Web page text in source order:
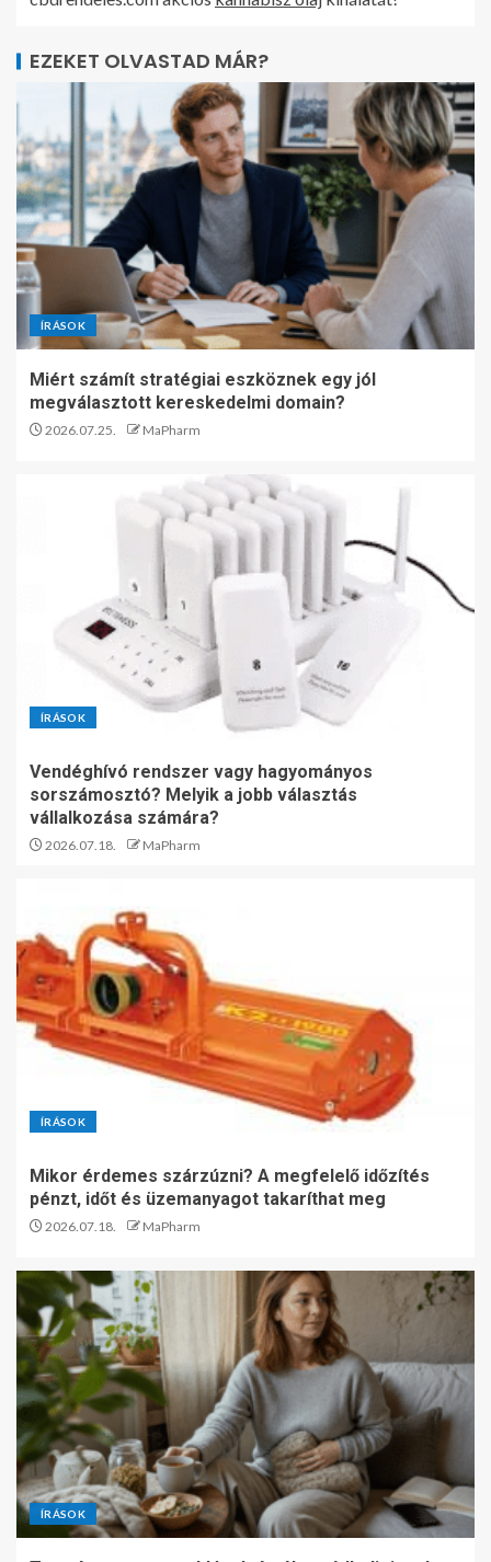
EZEKET OLVASTAD MÁR?
ÍRÁSOK
Miért számít stratégiai eszköznek egy jól
megválasztott kereskedelmi domain?
2026.07.25. MaPharm
ÍRÁSOK
Vendéghívó rendszer vagy hagyományos
sorszámosztó? Melyik a jobb választás
vállalkozása számára?
2026.07.18. MaPharm
ÍRÁSOK
Mikor érdemes szárzúzni? A megfelelő időzítés
pénzt, időt és üzemanyagot takaríthat meg
2026.07.18. MaPharm
ÍRÁSOK